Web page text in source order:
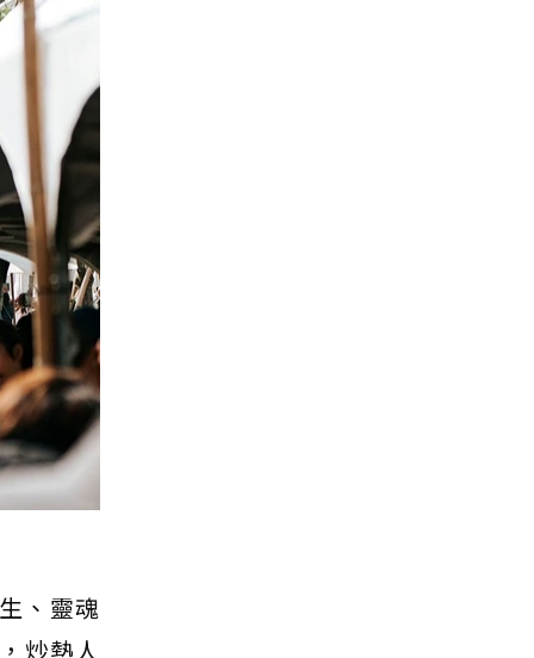
、靈魂
炒熱人